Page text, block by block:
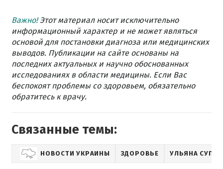
Важно!Этот материал носит исключительно
информационный характер и не может являться
основой для постановки диагноза или медицинских
выводов. Публикации на сайте основаны на
последних актуальных и научно обоснованных
исследованиях в области медицины. Если Вас
беспокоят проблемы со здоровьем, обязательно
обратитесь к врачу.
Связанные темы:
НОВОСТИ УКРАИНЫ ЗДОРОВЬЕ УЛЬЯНА